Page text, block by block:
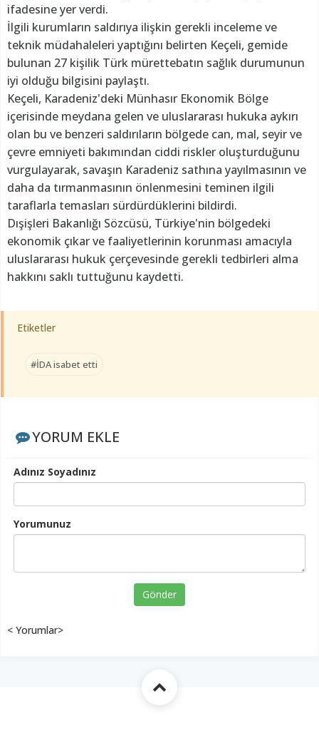
ifadesine yer verdi.
İlgili kurumların saldırıya ilişkin gerekli inceleme ve
teknik müdahaleleri yaptığını belirten Keçeli, gemide
bulunan 27 kişilik Türk mürettebatın sağlık durumunun
iyi olduğu bilgisini paylaştı.
Keçeli, Karadeniz'deki Münhasır Ekonomik Bölge
içerisinde meydana gelen ve uluslararası hukuka aykırı
olan bu ve benzeri saldırıların bölgede can, mal, seyir ve
çevre emniyeti bakımından ciddi riskler oluşturduğunu
vurgulayarak, savaşın Karadeniz sathına yayılmasının ve
daha da tırmanmasının önlenmesini teminen ilgili
taraflarla temasları sürdürdüklerini bildirdi.
Dışişleri Bakanlığı Sözcüsü, Türkiye'nin bölgedeki
ekonomik çıkar ve faaliyetlerinin korunması amacıyla
uluslararası hukuk çerçevesinde gerekli tedbirleri alma
hakkını saklı tuttuğunu kaydetti.
Etiketler
#İDA isabet etti
YORUM EKLE
Adınız Soyadınız
Yorumunuz
Gönder
< Yorumlar>